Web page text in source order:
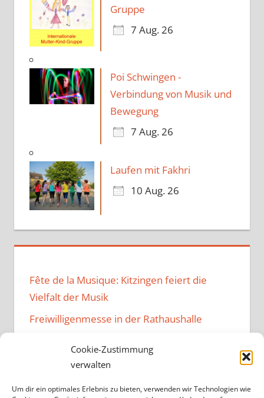
Cookie-Zustimmung
verwalten
Um dir ein optimales Erlebnis zu bieten, verwenden wir Technologien wie
Gruppe
7 Aug. 26
Poi Schwingen -
Verbindung von Musik und
Bewegung
7 Aug. 26
Laufen mit Fakhri
10 Aug. 26
Fête de la Musique: Kitzingen feiert die
Vielfalt der Musik
Freiwilligenmesse in der Rathaushalle
Bürgerzentrum